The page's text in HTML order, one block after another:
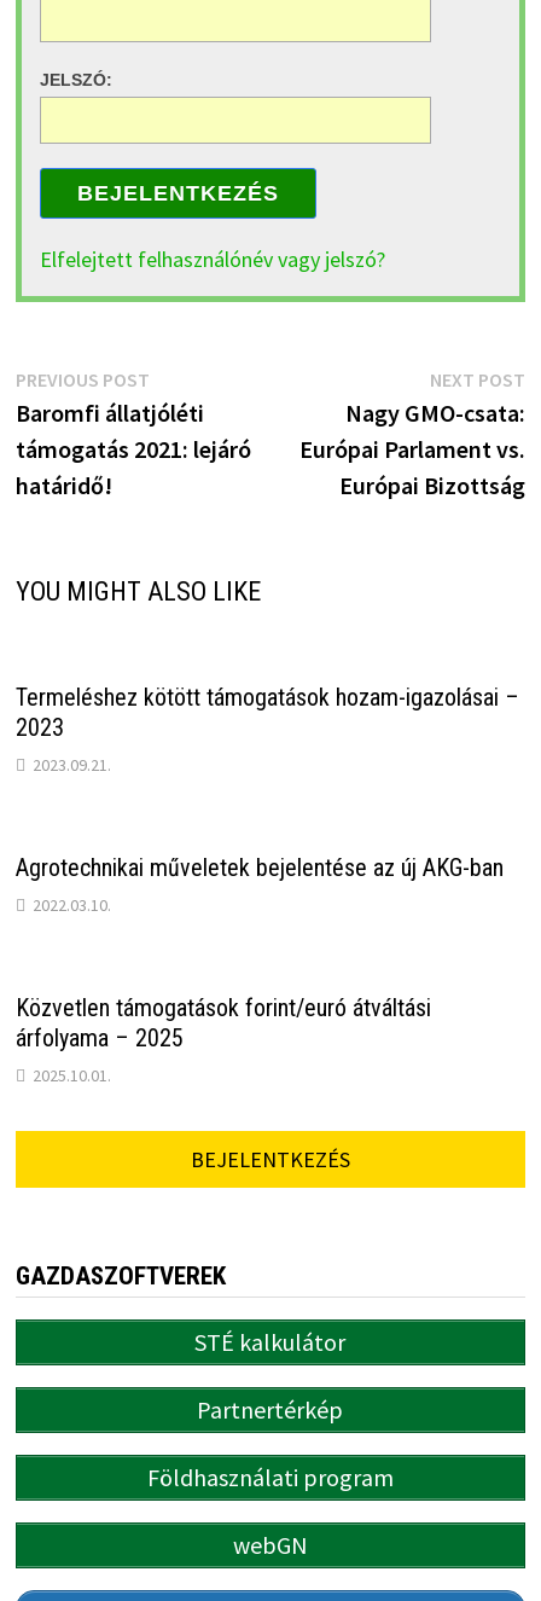
JELSZÓ:
BEJELENTKEZÉS
Elfelejtett felhasználónév vagy jelszó?
Bejegyzés
navigáció
PREVIOUS POSTPrevious
post:
Baromfi állatjóléti
támogatás 2021: lejáró
határidő!
NEXT POST
Nagy GMO-csata:
Európai Parlament vs.
Európai Bizottság
YOU MIGHT ALSO LIKE
Termeléshez kötött támogatások hozam-igazolásai –
2023
2023.09.21.
Agrotechnikai műveletek bejelentése az új AKG-ban
2022.03.10.
Közvetlen támogatások forint/euró átváltási
árfolyama – 2025
2025.10.01.
BEJELENTKEZÉS
GAZDASZOFTVEREK
STÉ kalkulátor
Partnertérkép
Földhasználati program
webGN